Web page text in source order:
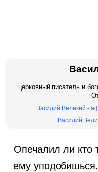
церковный писатель и
Василий Великий -
Василий
Опечалил ли кто
ему